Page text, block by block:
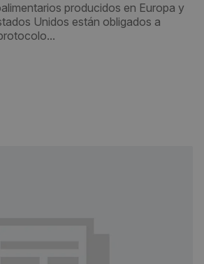
producidos en Europa y
Unidos están obligados a